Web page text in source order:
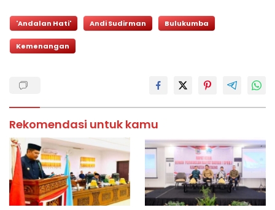
'Andalan Hati' Andi Sudirman Bulukumba
Kemenangan
Rekomendasi untuk kamu